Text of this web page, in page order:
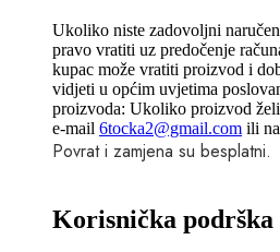
Ukoliko niste zadovoljni
pravo vratiti uz predočenje
kupac može vratiti proizvod i
vidjeti u općim uvjetima
proizvoda: Ukoliko proizvod
e-mail 6tocka2@gmail.com ili
Povrat i zamjena su besplatni.
Korisnička podrška